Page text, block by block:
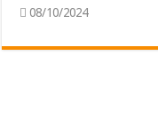
08/10/2024